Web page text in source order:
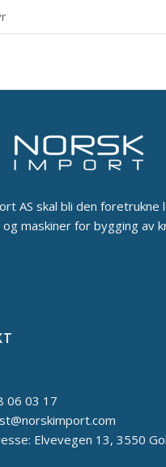
AS skal bli den foretrukne
maskiner for bygging av
06 03 17
Elvevegen 13, 3550